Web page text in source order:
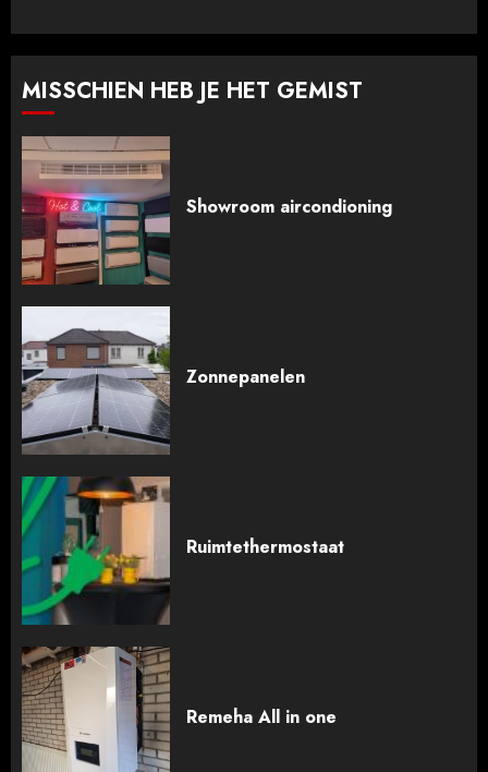
MISSCHIEN HEB JE HET GEMIST
Showroom aircondioning
Zonnepanelen
Ruimtethermostaat
Remeha All in one